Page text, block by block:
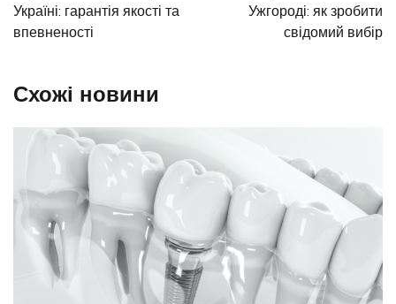
Україні: гарантія якості та
впевненості
Ужгороді: як зробити
свідомий вибір
Схожі новини